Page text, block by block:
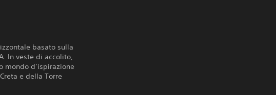
basato sulla
In veste di accolito,
mondo d’ispirazione
e della Torre